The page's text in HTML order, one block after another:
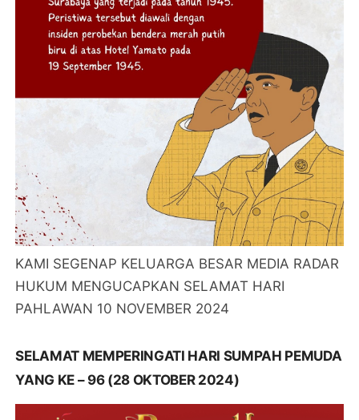
KAMI SEGENAP KELUARGA BESAR MEDIA RADAR
HUKUM MENGUCAPKAN SELAMAT HARI
PAHLAWAN 10 NOVEMBER 2024
SELAMAT MEMPERINGATI HARI SUMPAH PEMUDA
YANG KE – 96 (28 OKTOBER 2024)